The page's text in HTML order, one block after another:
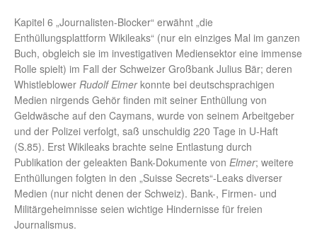
Kapitel 6 „Journalisten-Blocker“ erwähnt „die
Enthüllungsplattform Wikileaks“ (nur ein einziges Mal im ganzen
Buch, obgleich sie im investigativen Mediensektor eine immense
Rolle spielt) im Fall der Schweizer Großbank Julius Bär; deren
Whistleblower Rudolf Elmerkonnte bei deutschsprachigen
Medien nirgends Gehör finden mit seiner Enthüllung von
Geldwäsche auf den Caymans, wurde von seinem Arbeitgeber
und der Polizei verfolgt, saß unschuldig 220 Tage in U-Haft
(S.85). Erst Wikileaks brachte seine Entlastung durch
Publikation der geleakten Bank-Dokumente von Elmer; weitere
Enthüllungen folgten in den „Suisse Secrets“-Leaks diverser
Medien (nur nicht denen der Schweiz). Bank-, Firmen- und
Militärgeheimnisse seien wichtige Hindernisse für freien
Journalismus.